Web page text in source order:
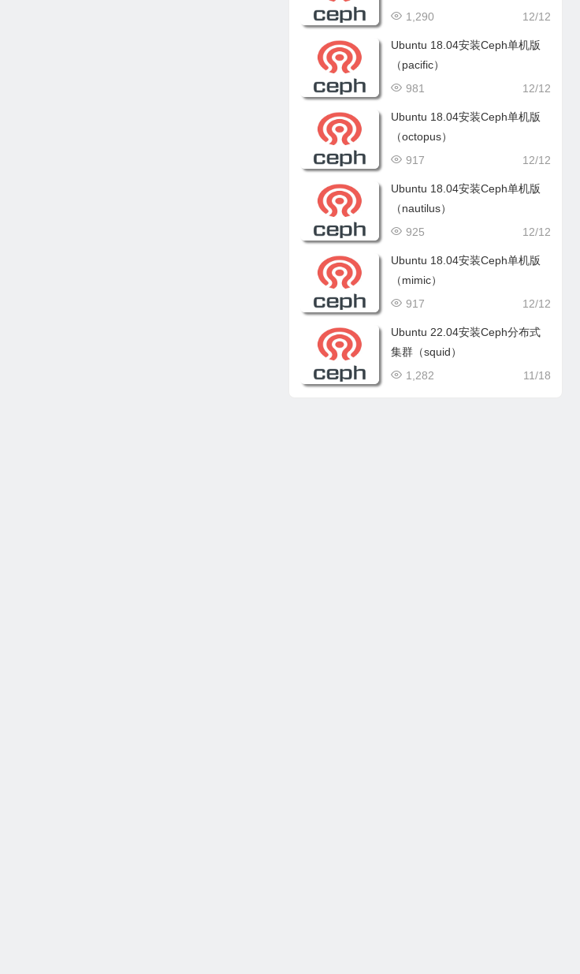
12/12
1,290
Ubuntu 18.04安装Ceph单机版
（pacific）
12/12
981
Ubuntu 18.04安装Ceph单机版
（octopus）
12/12
917
Ubuntu 18.04安装Ceph单机版
（nautilus）
12/12
925
Ubuntu 18.04安装Ceph单机版
（mimic）
12/12
917
Ubuntu 22.04安装Ceph分布式
集群（squid）
11/18
1,282